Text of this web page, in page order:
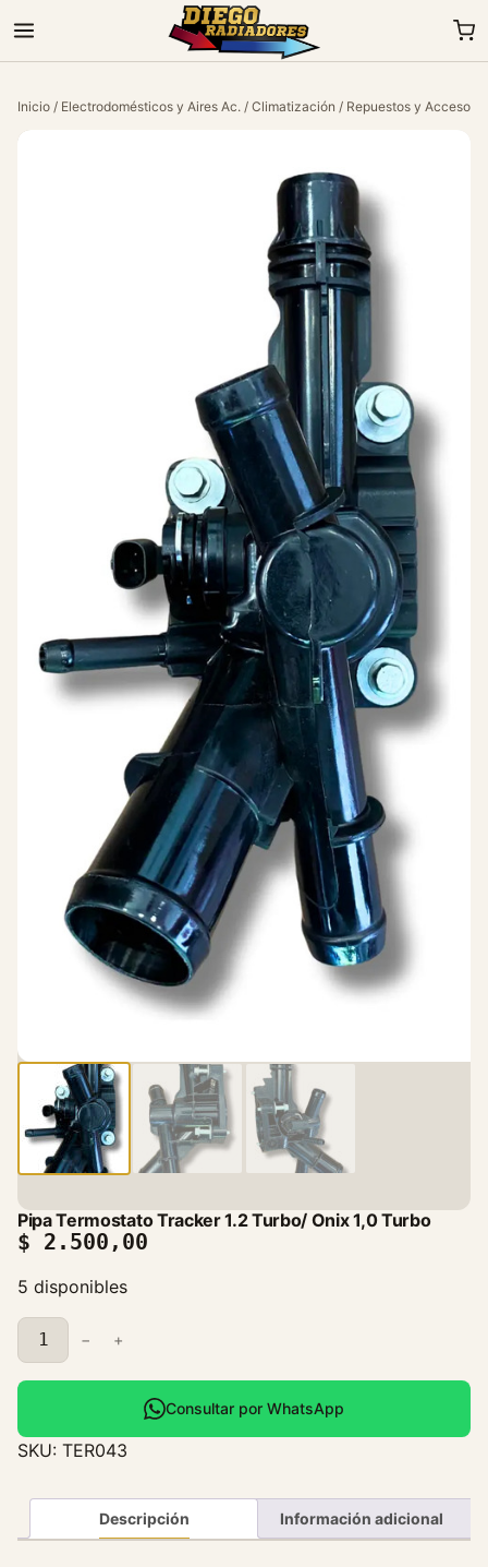
Inicio / Electrodomésticos y Aires Ac. / Climatización / Repuestos y
Pipa Termostato Tracker 1.2 Turbo/ Onix 1,0 Turbo
$ 2.500,00
5 disponibles
P
i
p
T
e
o
− +
Consultar por WhatsApp
SKU: TER043
Descripción Información adicional